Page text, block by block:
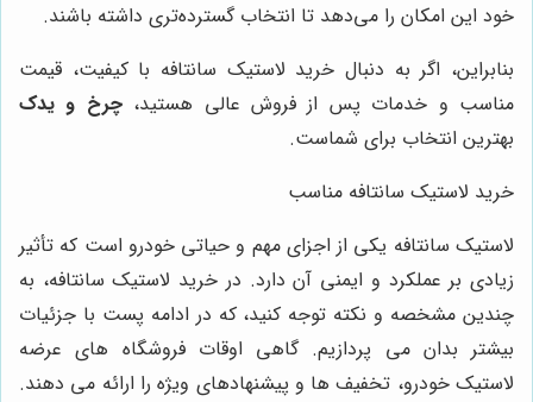
خود این امکان را می‌دهد تا انتخاب گسترده‌تری داشته باشند.
بنابراین، اگر به دنبال خرید لاستیک سانتافه با کیفیت، قیمت
مناسب و خدمات پس از فروش عالی هستید،چرخ و یدک
بهترین انتخاب برای شماست.
خرید لاستیک سانتافه مناسب
لاستیک سانتافه یکی از اجزای مهم و حیاتی خودرو است که تأثیر
زیادی بر عملکرد و ایمنی آن دارد. در خرید لاستیک سانتافه، به
چندین مشخصه و نکته توجه کنید، که در ادامه پست با جزئیات
بیشتر بدان می پردازیم. گاهی اوقات فروشگاه های عرضه
لاستیک خودرو، تخفیف ها و پیشنهادهای ویژه را ارائه می دهند.